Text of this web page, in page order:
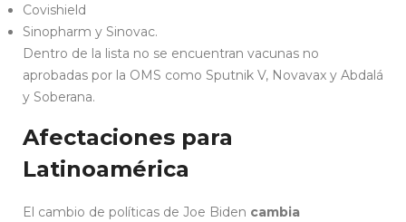
Covishield
Sinopharm y Sinovac.
Dentro de la lista no se encuentran vacunas no
aprobadas por la OMS como Sputnik V, Novavax y Abdalá
y Soberana.
Afectaciones para
Latinoamérica
El cambio de políticas de Joe Biden cambia